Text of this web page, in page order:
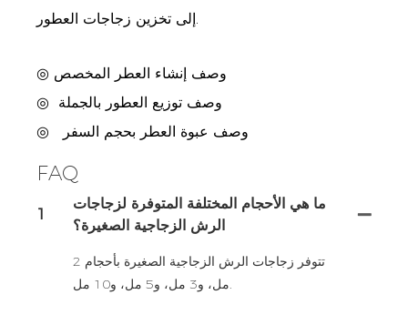
إلى تخزين زجاجات العطور.
◎
وصف توزيع العطور بالجملة
◎
وصف عبوة العطر بحجم السفر
FAQ
1
ما هي الأحجام المختلفة المتوفرة لزجاجات
الرش الزجاجية الصغيرة؟
تتوفر زجاجات الرش الزجاجية الصغيرة بأحجام 2
مل، و3 مل، و5 مل، و10 مل.